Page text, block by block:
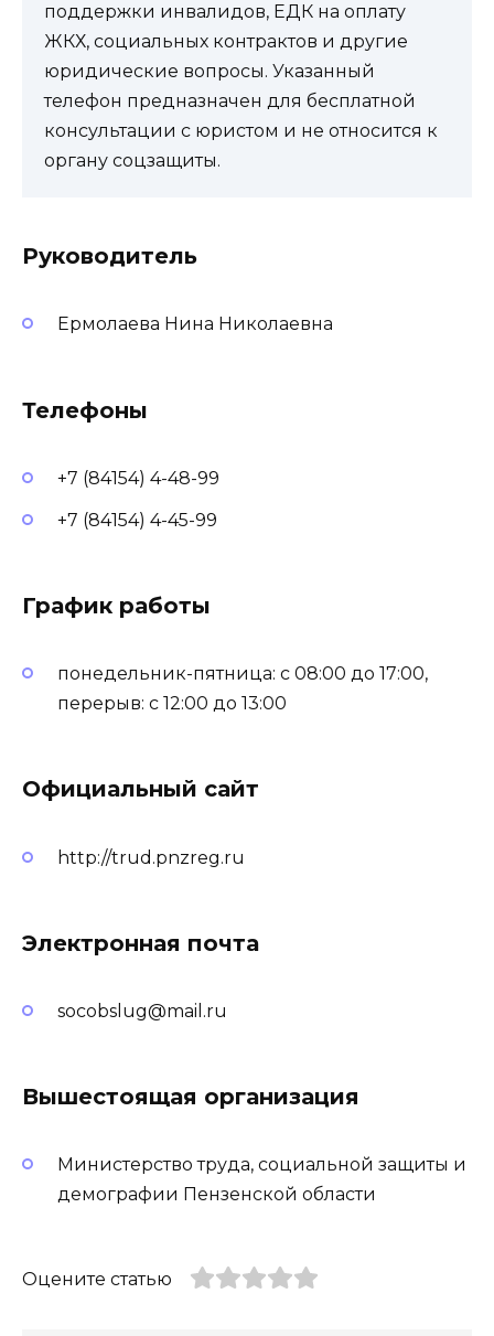
поддержки инвалидов, ЕДК на оплату
ЖКХ, социальных контрактов и другие
юридические вопросы. Указанный
телефон предназначен для бесплатной
консультации с юристом и не относится к
органу соцзащиты.
Руководитель
Ермолаева Нина Николаевна
Телефоны
+7 (84154) 4-48-99
+7 (84154) 4-45-99
График работы
понедельник-пятница: с 08:00 до 17:00,
перерыв: с 12:00 до 13:00
Официальный сайт
http://trud.pnzreg.ru
Электронная почта
socobslug@mail.ru
Вышестоящая организация
Министерство труда, социальной защиты и
демографии Пензенской области
Оцените статью